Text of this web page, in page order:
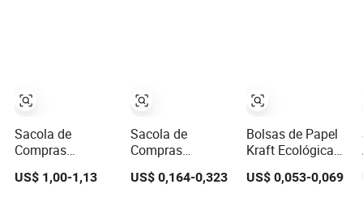
Sacola de
Compras
Dobrável de
Poliéster RPET
US$ 1,00-1,13
Sacola de
Compras
Ecológica
Reutilizável
US$ 0,164-0,323
Bolsas de Papel
Kraft Ecológicas
para Alimentos e
Compras, Bolsas
US$ 0,053-0,069